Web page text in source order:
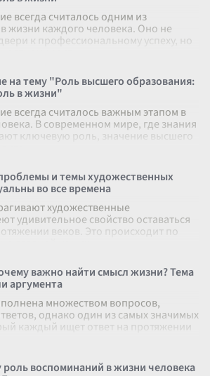
всегда считалось одним из
жизни каждого человека. Оно не
к профессиональному успеху, но
рост
на тему "Роль высшего образования:
в жизни"
всегда считалось важным этапом в
В современном мире, где знания
ключевую роль, значение высшего
и темы художественных
во все времена
художественные
удивительное свойство оставаться
веков. Это происходит по
главной из них,
важно найти смысл жизни? Тема
аргумента
множеством вопросов,
однако один из самых значимых
каждый ищет ответ на протяжении
вопро
воспоминаний в жизни человека